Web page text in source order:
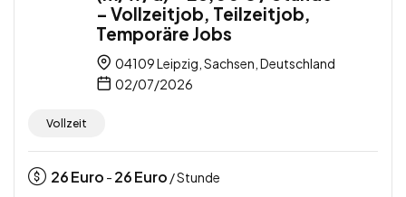
– Vollzeitjob, Teilzeitjob,
Temporäre Jobs
04109 Leipzig, Sachsen, Deutschland
02/07/2026
Vollzeit
26Euro - 26Euro / Stunde